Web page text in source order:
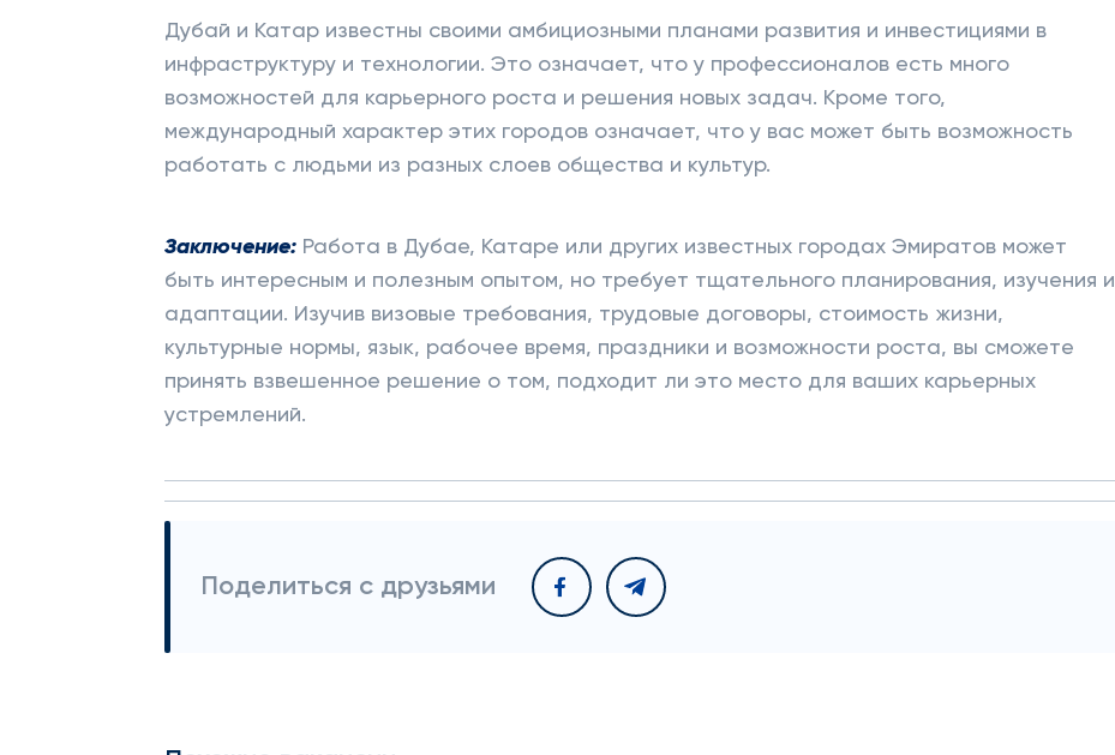
Дубай и Катар известны своими амбициозными планами развития и инвестициями в
инфраструктуру и технологии. Это означает, что у профессионалов есть много
возможностей для карьерного роста и решения новых задач. Кроме того,
международный характер этих городов означает, что у вас может быть возможность
работать с людьми из разных слоев общества и культур.
Заключение: Работа в Дубае, Катаре или других известных городах Эмиратов может
быть интересным и полезным опытом, но требует тщательного планирования, изучения и
адаптации. Изучив визовые требования, трудовые договоры, стоимость жизни,
культурные нормы, язык, рабочее время, праздники и возможности роста, вы сможете
принять взвешенное решение о том, подходит ли это место для ваших карьерных
устремлений.
Поделиться с друзьями